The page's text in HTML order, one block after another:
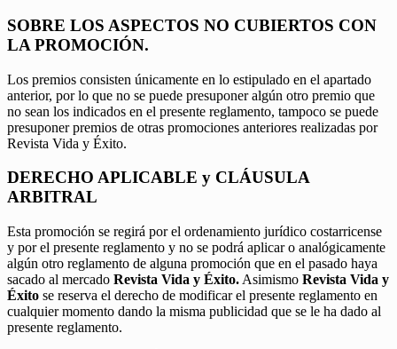
SOBRE LOS ASPECTOS NO CUBIERTOS CON
LA PROMOCIÓN.
Los premios consisten únicamente en lo estipulado en el apartado
anterior, por lo que no se puede presuponer algún otro premio que
no sean los indicados en el presente reglamento, tampoco se puede
presuponer premios de otras promociones anteriores realizadas por
Revista Vida y Éxito.
DERECHO APLICABLE y CLÁUSULA
ARBITRAL
Esta promoción se regirá por el ordenamiento jurídico costarricense
y por el presente reglamento y no se podrá aplicar o analógicamente
algún otro reglamento de alguna promoción que en el pasado haya
sacado al mercado Revista Vida y Éxito. Asimismo Revista Vida y
Éxito se reserva el derecho de modificar el presente reglamento en
cualquier momento dando la misma publicidad que se le ha dado al
presente reglamento.